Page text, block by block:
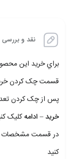
نقد و بررسی
براي خريد اين
قسمت چک کردن
پس از چک کردن
خريد – ادامهکليک
در قسمت مشخصات
کنيد